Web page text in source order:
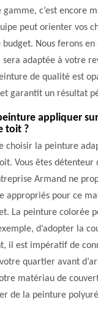
c’est encore
peut orienter vos
Nous ferons
sera adaptée à votre
de qualité est
garantit un résultat
appliquer
toit ?
choisir la peinture
Vous êtes détenteur
Armand ne
appropriés pour ce
La peinture colorée
d’adopter la
il est impératif de
quartier avant
matériau de
de la peinture